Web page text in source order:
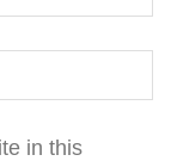
in this